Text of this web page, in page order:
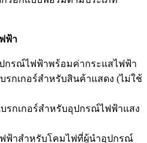
ฟ้า
กรณ์ไฟฟ้าพร้อมค่ากระแสไฟฟ้า
บรกเกอร์สำหรับสินค้าแสดง (ไม่ใช้
บรกเกอร์สำหรับอุปกรณ์ไฟฟ้าแสง
ฟฟ้าสำหรับโคมไฟที่ผู้นำอุปกรณ์